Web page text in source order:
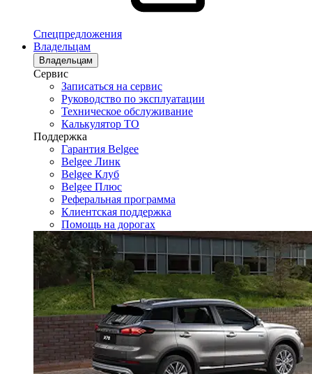
Спецпредложения
Владельцам
Владельцам
Сервис
Записаться на сервис
Руководство по эксплуатации
Техническое обслуживание
Калькулятор ТО
Поддержка
Гарантия Belgee
Belgee Линк
Belgee Клуб
Belgee Плюс
Реферальная программа
Клиентская поддержка
Помощь на дорогах